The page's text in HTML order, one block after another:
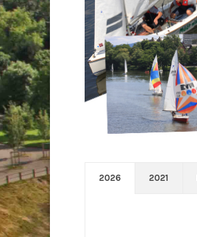
2026 2021